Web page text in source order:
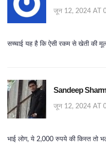
जून 12, 2024 AT
सच्चाई यह है कि ऐसी रकम से खेती की
Sandeep
जून 12, 2024 AT
भाई लोग, ये 2,000 रुपये की किस्त तो